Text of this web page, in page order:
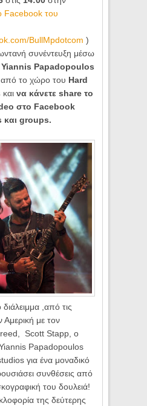
Facebook του
BullMpdotcom )
συνέντευξη μέσω
Yiannis Papadopoulos
από το χώρο του Hard
καινα κάνετε share το
στο Facebook
και groups.
,από τις
Αμερική με τον
Scott Stapp , ο
Papadopoulos
για ένα μοναδικό
συνθέσεις από
του δουλειά!
της δεύτερης